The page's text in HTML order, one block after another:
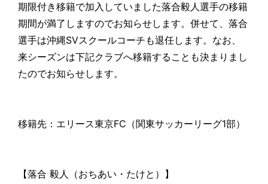
期限付き移籍で加入していました落合毅人選手の移籍
期間が満了しますのでお知らせします。併せて、落合
選手は沖縄SVスクールコーチも退任します。なお、
来シーズンは下記クラブへ移籍することも決まりまし
たのでお知らせします。
移籍先：エリース東京FC（関東サッカーリーグ1部）
【落合 毅人（おちあい・たけと）】